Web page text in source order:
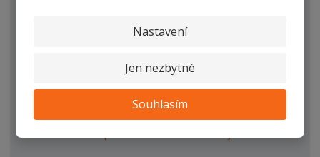
Nastavení
Jen nezbytné
Souhlasím
ODESLAT ZPRÁVU